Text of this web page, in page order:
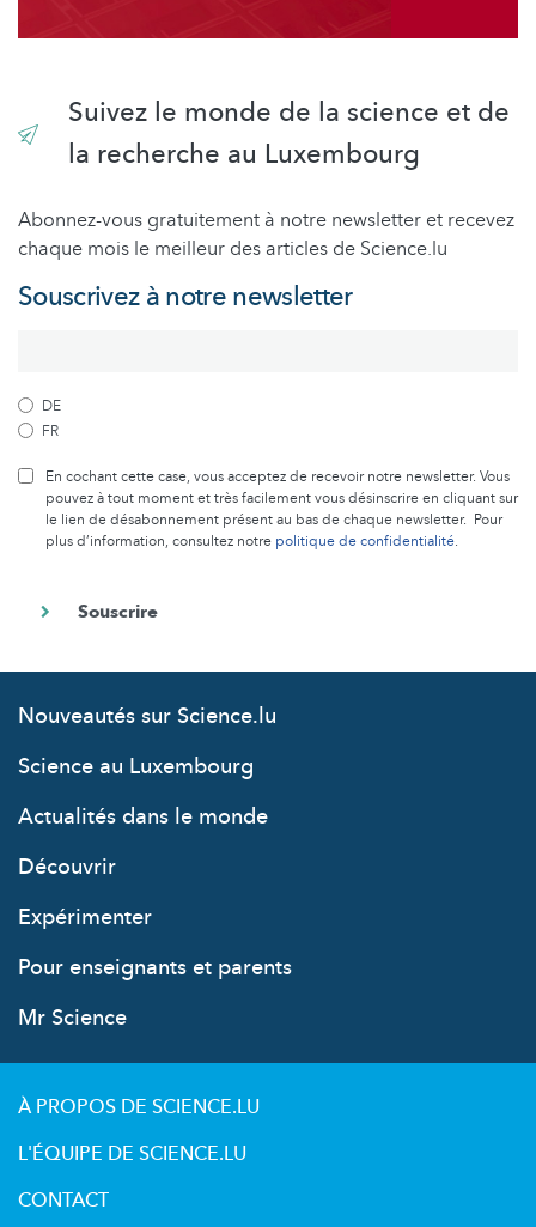
Suivez le monde de la science et de
la recherche au Luxembourg
Abonnez-vous gratuitement à notre newsletter et recevez
chaque mois le meilleur des articles de Science.lu
Souscrivez à notre newsletter
DE
FR
En cochant cette case, vous acceptez de recevoir notre newsletter. Vous
pouvez à tout moment et très facilement vous désinscrire en cliquant sur
le lien de désabonnement présent au bas de chaque newsletter. Pour
plus d’information, consultez notre politique de confidentialité.
Nouveautés sur Science.lu
Science au Luxembourg
Actualités dans le monde
Découvrir
Expérimenter
Pour enseignants et parents
Mr Science
À PROPOS DE SCIENCE.LU
L'ÉQUIPE DE SCIENCE.LU
CONTACT